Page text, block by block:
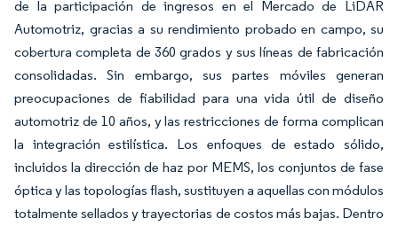
de la participación de ingresos en el Mercado de LiDAR
Automotriz, gracias a su rendimiento probado en campo, su
cobertura completa de 360 grados y sus líneas de fabricación
consolidadas. Sin embargo, sus partes móviles generan
preocupaciones de fiabilidad para una vida útil de diseño
automotriz de 10 años, y las restricciones de forma complican
la integración estilística. Los enfoques de estado sólido,
incluidos la dirección de haz por MEMS, los conjuntos de fase
óptica y las topologías flash, sustituyen a aquellas con módulos
totalmente sellados y trayectorias de costos más bajas. Dentro